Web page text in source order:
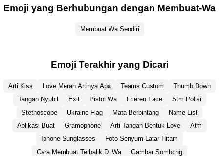
Emoji yang Berhubungan dengan Membuat-Wa
Membuat Wa Sendiri
Emoji Terakhir yang Dicari
Arti Kiss Love Merah Artinya Apa Teams Custom
Thumb Down
Tangan Nyubit
Exit Pistol Wa Frieren Face
Stm Polisi
Stethoscope
Ukraine Flag Mata Berbintang
Name List
Aplikasi Buat
Gramophone Arti Tangan Bentuk Love
Atm
Iphone Sunglasses
Foto Senyum Latar Hitam
Cara Membuat Terbalik Di Wa
Gambar Sombong